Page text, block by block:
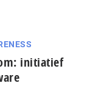
initiatief